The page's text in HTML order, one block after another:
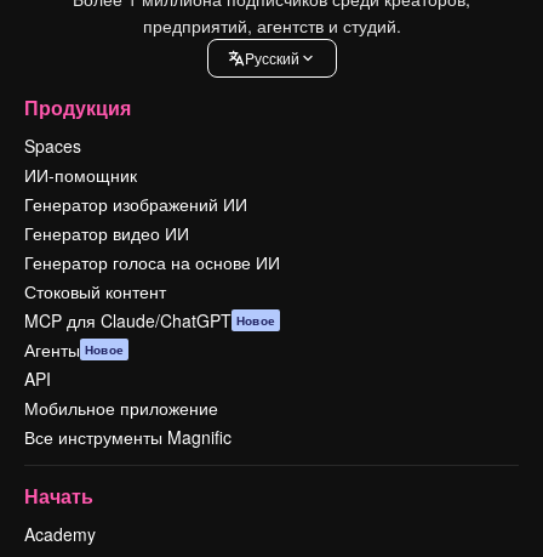
предприятий, агентств и студий.
Pусский
Продукция
Spaces
ИИ-помощник
Генератор изображений ИИ
Генератор видео ИИ
Генератор голоса на основе ИИ
Стоковый контент
MCP для Claude/ChatGPT Новое
Агенты Новое
API
Мобильное приложение
Все инструменты Magnific
Начать
Academy